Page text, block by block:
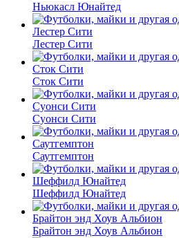
Ньюкасл Юнайтед
Лестер Сити
Сток Сити
Суонси Сити
Саутгемптон
Шеффилд Юнайтед
Брайтон энд Хоув Альбион